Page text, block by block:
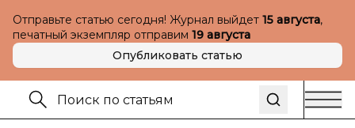
Отправьте статью сегодня! Журнал выйдет 15 августа,
печатный экземпляр отправим 19 августа
Опубликовать статью